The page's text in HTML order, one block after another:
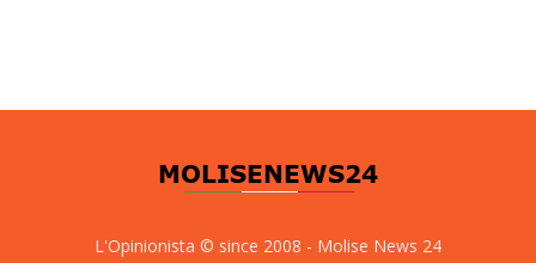
L'Opinionista © since 2008 - Molise News 24